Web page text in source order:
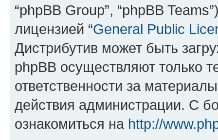
“phpBB Group”, “phpBB
лицензией “General Public
Дистрибутив может быть
phpBB осуществляют только
ответственности за
действия администрации. С
ознакомиться на http://